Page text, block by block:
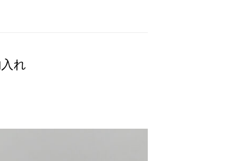
れ